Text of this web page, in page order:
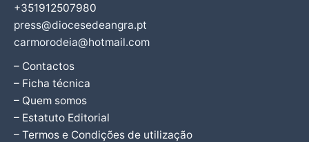
+351912507980
press@diocesedeangra.pt
carmorodeia@hotmail.com
– Contactos
– Ficha técnica
– Quem somos
– Estatuto Editorial
– Termos e Condições de utilização